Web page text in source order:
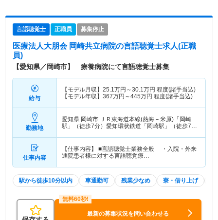
言語聴覚士 正職員 募集停止
医療法人大朋会 岡崎共立病院の言語聴覚士求人(正職
員)
【愛知県／岡崎市】 療養病院にて言語聴覚士募集
給与
【モデル月収】 25.1万円～30.1万円 程度(諸手当込)
【モデル年収】 367万円～445万円 程度(諸手当込)
勤務地
愛知県 岡崎市 ＪＲ東海道本線(熱海－米原)「岡崎
駅」（徒歩7分）愛知環状鉄道「岡崎駅」（徒歩7
仕事内容
【仕事内容】 ■言語聴覚士業務全般 ・入院・外来
通院患者様に対する言語聴覚療…
駅から徒歩10分以内 車通勤可 残業少なめ 寮・借り上げ
最新の募集状況を問い合わせる